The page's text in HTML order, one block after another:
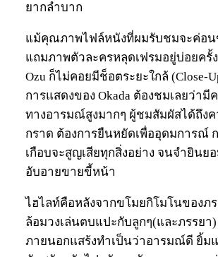
ยากลำบาก
แม้คุณภาพไฟล์หนังที่ผมรับชมจะค่อน
แถมภาพตัวละครหลุดเฟรมอยู่บ่อยครั้
Ozu ก็ไม่คอยมีช็อตระยะใกล้ (Close-
การแสดงของ Okada ต้องชมเลยว่า
ทางอารมณ์สูงมากๆ ผู้ชมสัมผัสได้ถึงค
กราด ต้องการยืนหยัดเพื่ออุดมการณ์
เกือบจะสูญเสียทุกสิ่งอย่าง จนจำยินย
อับอายขายขี้หน้า
ไฮไลท์คือหลังจากขโมยกิโมโนของภ
ล้อมวงเล่นตบแปะกับลูกๆ(และภรรยา)
ภายนอกแสร้งทำเป็นว่าอารมณ์ดี ยิ้มแ